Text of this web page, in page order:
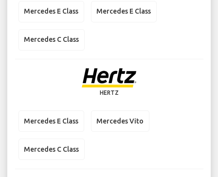
Mercedes E Class Mercedes E Class
Mercedes C Class
HERTZ
Mercedes E Class Mercedes Vito
Mercedes C Class